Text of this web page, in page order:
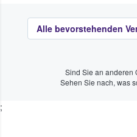
Alle bevorstehenden
Sind Sie an anderen
Sehen Sie nach, was
;